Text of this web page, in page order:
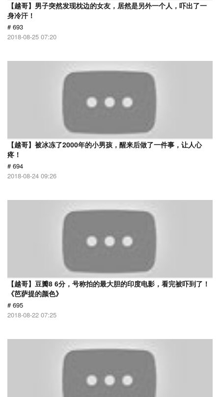
【越哥】男子突然发现枕边的女友，居然是另外一个人，吓出了一
身冷汗！
# 693
2018-08-25 07:20
【越哥】被冰冻了2000年的小男孩，醒来后做了一件事，让人心
疼！
# 694
2018-08-24 09:26
【越哥】豆瓣8 6分，号称拍的最大胆的印度电影，看完被吓到了！
《芭萨提的颜色》
# 695
2018-08-22 07:25